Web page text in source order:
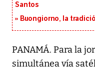
Santos
Buongiorno, la
PANAMÁ. Para la
simultánea vía